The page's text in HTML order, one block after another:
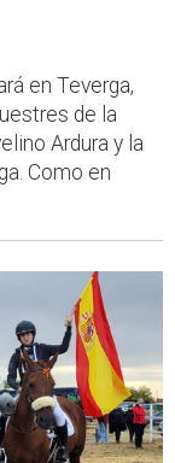
en Teverga,
de la
Ardura y la
Como en